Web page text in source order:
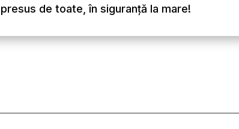
de toate, în siguranță la mare!